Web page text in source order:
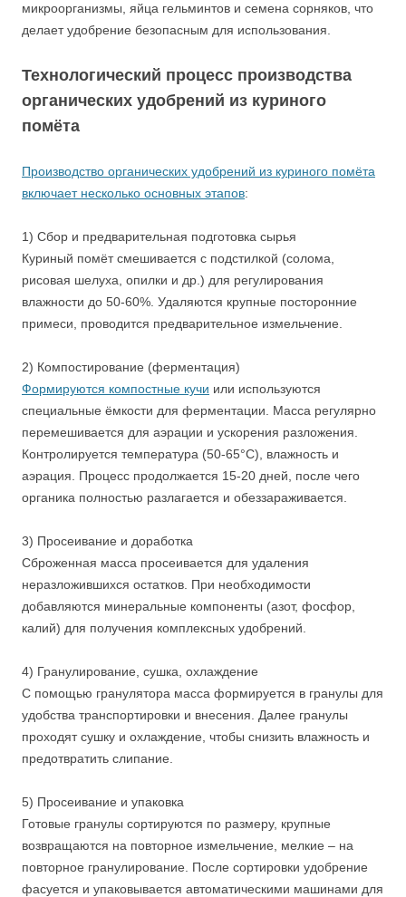
микроорганизмы, яйца гельминтов и семена сорняков, что
делает удобрение безопасным для использования.
Технологический процесс производства
органических удобрений из куриного
помёта
Производство органических удобрений из куриного помёта
включает несколько основных этапов:
1) Сбор и предварительная подготовка сырья
Куриный помёт смешивается с подстилкой (солома,
рисовая шелуха, опилки и др.) для регулирования
влажности до 50-60%. Удаляются крупные посторонние
примеси, проводится предварительное измельчение.
2) Компостирование (ферментация)
Формируются компостные кучи или используются
специальные ёмкости для ферментации. Масса регулярно
перемешивается для аэрации и ускорения разложения.
Контролируется температура (50-65°C), влажность и
аэрация. Процесс продолжается 15-20 дней, после чего
органика полностью разлагается и обеззараживается.
3) Просеивание и доработка
Сброженная масса просеивается для удаления
неразложившихся остатков. При необходимости
добавляются минеральные компоненты (азот, фосфор,
калий) для получения комплексных удобрений.
4) Гранулирование, сушка, охлаждение
С помощью гранулятора масса формируется в гранулы для
удобства транспортировки и внесения. Далее гранулы
проходят сушку и охлаждение, чтобы снизить влажность и
предотвратить слипание.
5) Просеивание и упаковка
Готовые гранулы сортируются по размеру, крупные
возвращаются на повторное измельчение, мелкие – на
повторное гранулирование. После сортировки удобрение
фасуется и упаковывается автоматическими машинами для